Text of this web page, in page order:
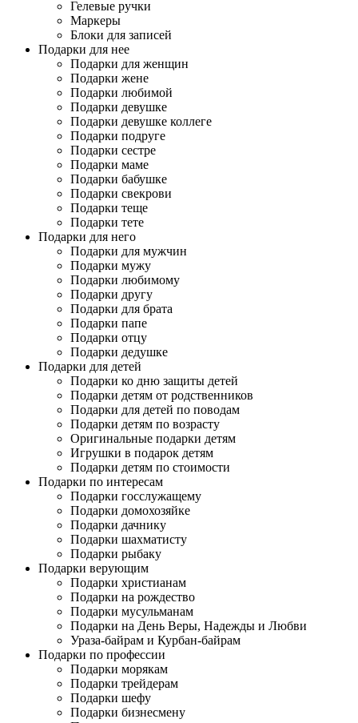
Гелевые ручки
Маркеры
Блоки для записей
Подарки для нее
Подарки для женщин
Подарки жене
Подарки любимой
Подарки девушке
Подарки девушке коллеге
Подарки подруге
Подарки сестре
Подарки маме
Подарки бабушке
Подарки свекрови
Подарки теще
Подарки тете
Подарки для него
Подарки для мужчин
Подарки мужу
Подарки любимому
Подарки другу
Подарки для брата
Подарки папе
Подарки отцу
Подарки дедушке
Подарки для детей
Подарки ко дню защиты детей
Подарки детям от родственников
Подарки для детей по поводам
Подарки детям по возрасту
Оригинальные подарки детям
Игрушки в подарок детям
Подарки детям по стоимости
Подарки по интересам
Подарки госслужащему
Подарки домохозяйке
Подарки дачнику
Подарки шахматисту
Подарки рыбаку
Подарки верующим
Подарки христианам
Подарки на рождество
Подарки мусульманам
Подарки на День Веры, Надежды и Любви
Ураза-байрам и Курбан-байрам
Подарки по профессии
Подарки морякам
Подарки трейдерам
Подарки шефу
Подарки бизнесмену